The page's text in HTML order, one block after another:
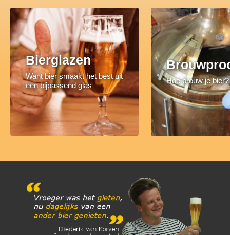
Bierglazen
Want bier smaakt het best uit
een bijpassend glas
Hoe brouw je bier?